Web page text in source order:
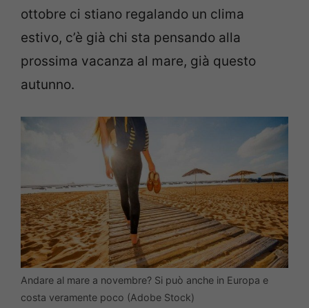
ottobre ci stiano regalando un clima
estivo, c’è già chi sta pensando alla
prossima vacanza al mare, già questo
autunno.
Andare al mare a novembre? Si può anche in Europa e
costa veramente poco (Adobe Stock)